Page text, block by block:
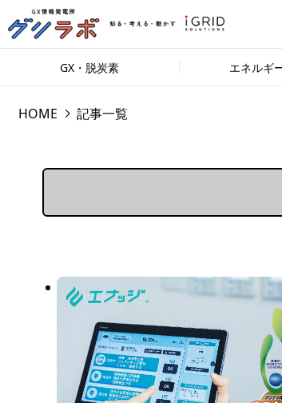
GX・脱炭素 エネルギ
HOME 記事一覧